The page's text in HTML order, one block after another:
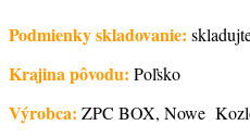
Podmienky skladovanie:
Krajina pôvodu: Poľsko
Výrobca: ZPC BOX, Nowe